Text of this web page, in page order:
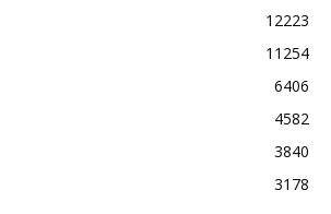
12223
11254
6406
4582
3840
3178